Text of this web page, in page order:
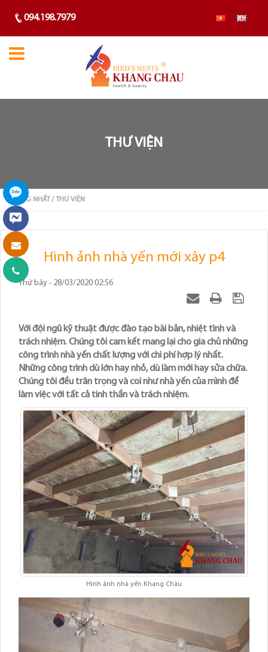
094.198.7979
THƯ VIỆN
TRANG NHẤT / THƯ VIỆN
Hình ảnh nhà yến mới xây p4
Thứ bảy - 28/03/2020 02:56
Với đội ngũ kỹ thuật được đào tạo bài bản, nhiệt tình và
trách nhiệm. Chúng tôi cam kết mang lại cho gia chủ những
công trình nhà yến chất lượng với chi phí hợp lý nhất.
Những công trình dù lớn hay nhỏ, dù làm mới hay sửa chữa.
Chúng tôi đều trân trọng và coi như nhà yến của mình để
làm việc với tất cả tinh thần và trách nhiệm.
Hình ảnh nhà yến Khang Châu